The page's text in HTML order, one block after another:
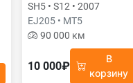
SH5 • S12 • 2007
EJ205 • MT5
90 000 км
10 000₽
В
корзину